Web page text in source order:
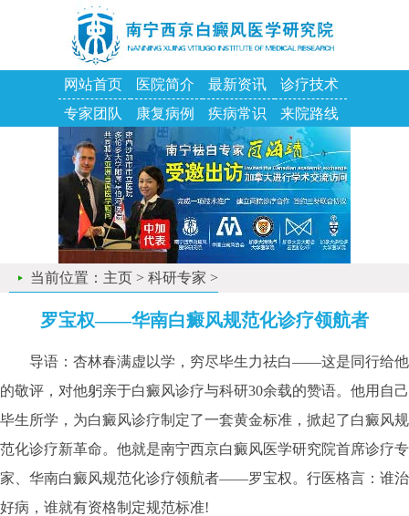
网站首页 医院简介 最新资讯
诊疗技术
专家团队
康复病例 疾病常识 来院路线
当前位置： 主页 > 科研专家 >
罗宝权——华南白癜风规范化诊疗领航者
导语：杏林春满虚以学，穷尽毕生力祛白——这是同行给他
的敬评，对他躬亲于白癜风诊疗与科研30余载的赞语。他用自己
毕生所学，为白癜风诊疗制定了一套黄金标准，掀起了白癜风规
范化诊疗新革命。他就是南宁西京白癜风医学研究院首席诊疗专
家、华南白癜风规范化诊疗领航者——罗宝权。行医格言：谁治
好病，谁就有资格制定规范标准!